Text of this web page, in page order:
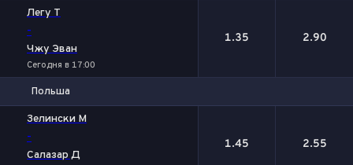
Легу Т
-
Чжу Эван
Сегодня в 17:00
1.35 2.90
Польша
Зелински М
-
Салазар Д
1.45 2.55